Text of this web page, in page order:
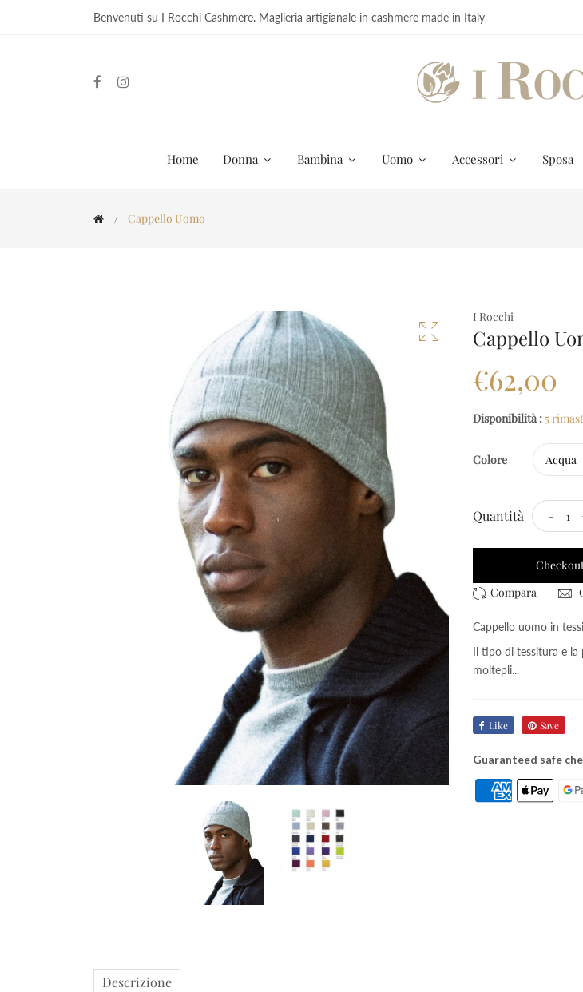
Benvenuti su I Rocchi Cashmere. Maglieria artigianale in cashmere made in Italy
Home Donna Bambina Uomo Accessori Sposa
Cappello Uomo
I Rocchi
Cappello
€62,00
Disponibilità : 5
Colore
Quantità -
Cappello uomo in
Il tipo di tessitura e la
moltepli...
Like Save
Guaranteed safe
Descrizione